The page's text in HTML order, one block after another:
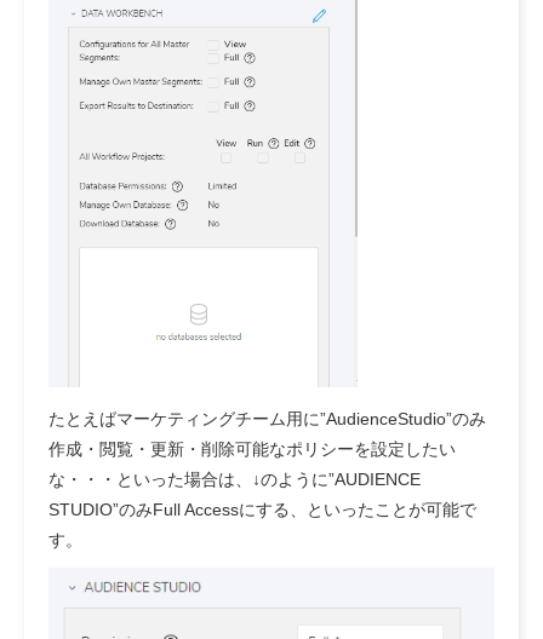
たとえばマーケティングチーム用に”AudienceStudio”のみ
作成・閲覧・更新・削除可能なポリシーを設定したい
な・・・といった場合は、↓のように”AUDIENCE
STUDIO”のみFull Accessにする、といったことが可能で
す。